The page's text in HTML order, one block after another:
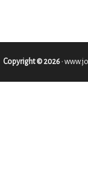
Copyright © 2026 •